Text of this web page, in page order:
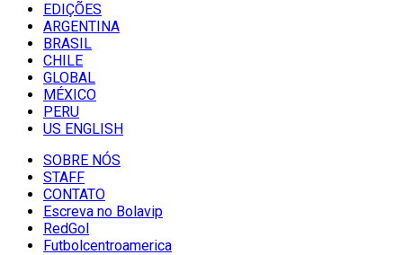
EDIÇÕES
ARGENTINA
BRASIL
CHILE
GLOBAL
MÉXICO
PERU
US ENGLISH
SOBRE NÓS
STAFF
CONTATO
Escreva no Bolavip
RedGol
Futbolcentroamerica